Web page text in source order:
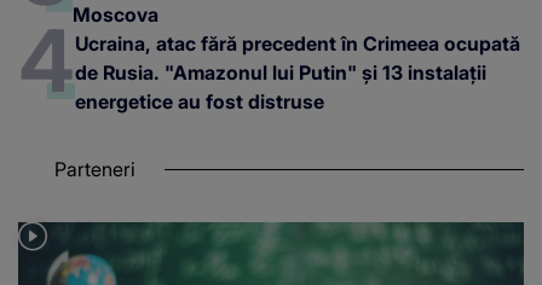
Moscova
Ucraina, atac fără precedent în Crimeea ocupată
de Rusia. "Amazonul lui Putin" și 13 instalații
energetice au fost distruse
Parteneri